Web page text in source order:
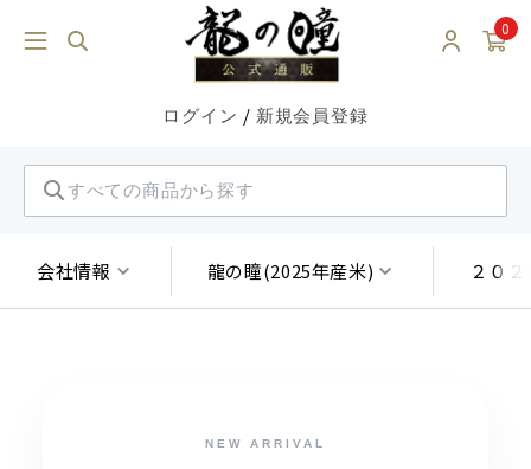
0
ログイン / 新規会員登録
会社情報 龍の瞳(2025年産米) ２０
NEW ARRIVAL